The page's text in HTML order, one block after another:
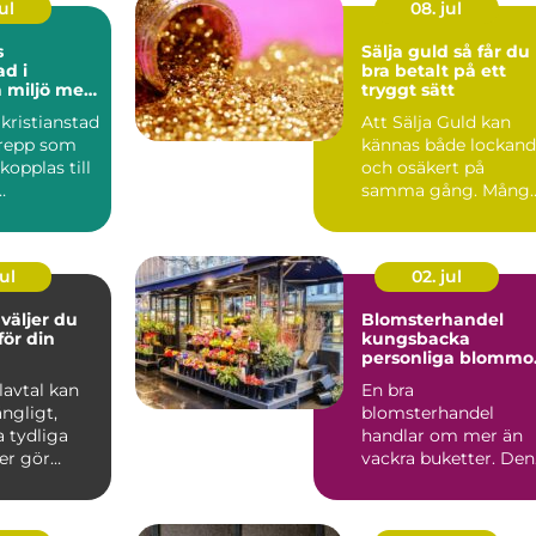
i
miljö med
som
till
08. jul
Sälja guld så får du
bra betalt på ett
tryggt sätt
Att Sälja Guld kan
kännas både
och osäkert på
samma gång.
ärvda ri...
din
kan
tydliga
gör
02. jul
Blomsterhandel
kungsbacka
personliga
En bra
blomsterhandel
handlar om mer än
vackra buketter. Den
känsla för säsong
och...